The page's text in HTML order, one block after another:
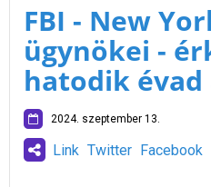
FBI - New
ügynökei -
hatodik évad
2024. szeptember 13.
Link Twitter Facebook